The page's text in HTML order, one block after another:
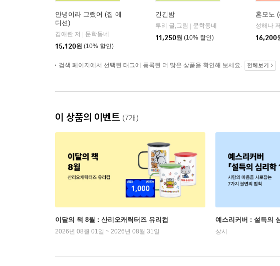
안녕이라 그랬어 (집 에
디션)
김애란 저
문학동네
15,120원 (10% 할인)
긴긴밤
루리 글,그림
문학동네
11,250원 (10% 할인)
혼모노
성해나 저
16,200
검색 페이지에서 선택된 태그에 등록된 더 많은 상품을 확인해 보세요. 전체보기
이 상품의 이벤트 (7개)
이달의 책 8월 : 산리오캐릭터즈 유리컵
2026년 08월 01일 ~ 2026년 08월 31일
예스리커버 : 설득의
상시